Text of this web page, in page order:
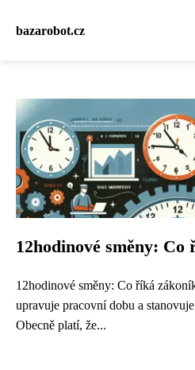
bazarobot.cz
12hodinové směny:
12hodinové směny: Co říká
upravuje pracovní dobu a
Obecně platí, že...